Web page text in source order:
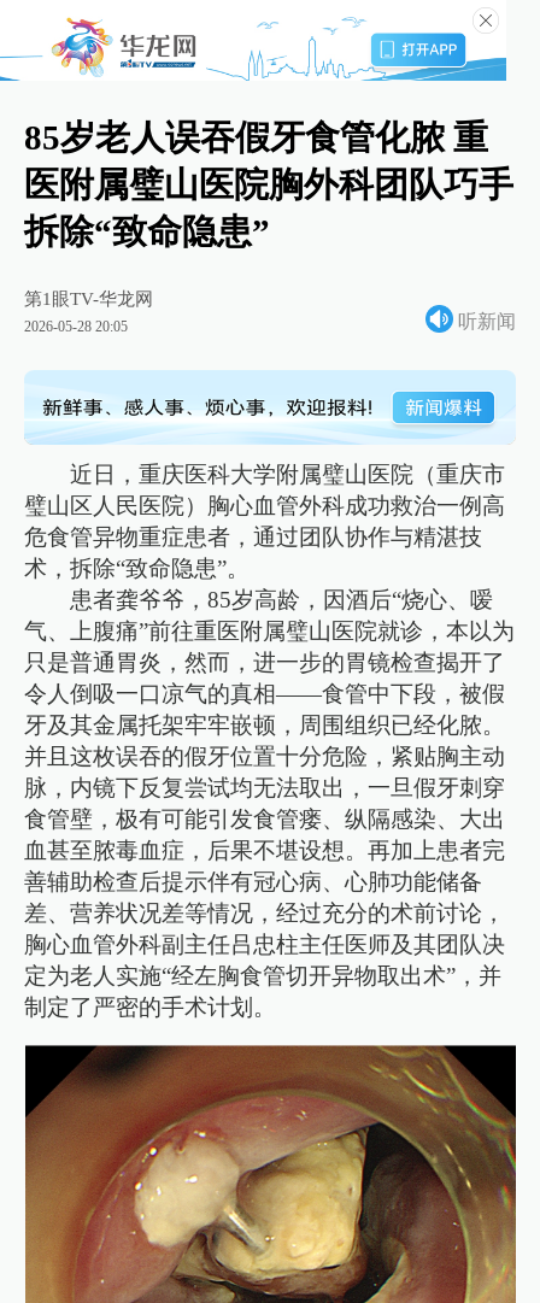
85岁老人误吞假牙食管化脓 重
医附属璧山医院胸外科团队巧手
拆除“致命隐患”
第1眼TV-华龙网
2026-05-28 20:05 听新闻
近日，重庆医科大学附属璧山医院（重庆市
璧山区人民医院）胸心血管外科成功救治一例高
危食管异物重症患者，通过团队协作与精湛技
术，拆除“致命隐患”。
患者龚爷爷，85岁高龄，因酒后“烧心、嗳
气、上腹痛”前往重医附属璧山医院就诊，本以为
只是普通胃炎，然而，进一步的胃镜检查揭开了
令人倒吸一口凉气的真相——食管中下段，被假
牙及其金属托架牢牢嵌顿，周围组织已经化脓。
并且这枚误吞的假牙位置十分危险，紧贴胸主动
脉，内镜下反复尝试均无法取出，一旦假牙刺穿
食管壁，极有可能引发食管瘘、纵隔感染、大出
血甚至脓毒血症，后果不堪设想。再加上患者完
善辅助检查后提示伴有冠心病、心肺功能储备
差、营养状况差等情况，经过充分的术前讨论，
胸心血管外科副主任吕忠柱主任医师及其团队决
定为老人实施“经左胸食管切开异物取出术”，并
制定了严密的手术计划。